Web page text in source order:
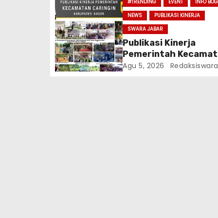
#TRENDING EVENT
INFO
NEWS
PUBLIKASI KINERJA
SWARA JABAR
Publikasi Kinerja
Pemerintah
Caringin Kabupaten
Agu 5, 2026